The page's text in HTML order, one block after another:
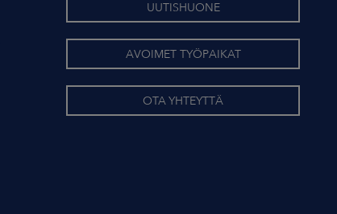
UUTISHUONE
AVOIMET TYÖPAIKAT
OTA YHTEYTTÄ